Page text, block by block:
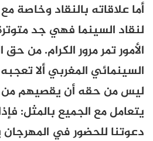
أما علاقاته بالنقاد وخاصة
لنقاد السينما فهي جد
الأمور تمر مرور الكرام. من حق
السينمائي المغربي ألا
ليس من حقه أن يقصيهم من
يتعامل مع الجميع بالمثل:
دعوتنا للحضور في